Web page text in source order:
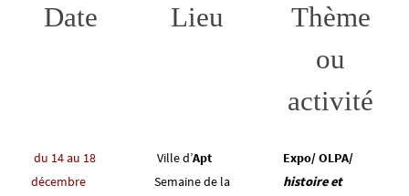
Date Lieu
Thème
ou
activité
du 14 au 18
décembre
Ville d’Apt
Semaine de la
Expo/ OLPA/
histoire et